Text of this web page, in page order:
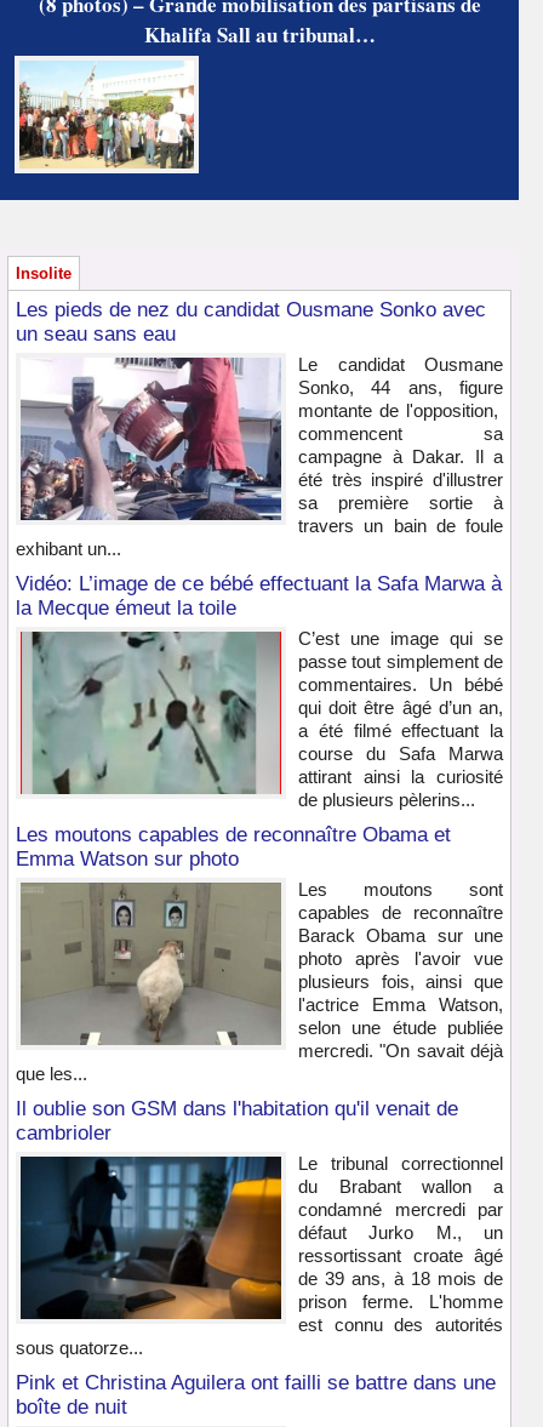
Khalifa Sall au tribunal…
Insolite
Les pieds de nez du candidat Ousmane Sonko avec
un seau sans eau
Le candidat Ousmane
Sonko, 44 ans, figure
montante de l'opposition,
commencent sa
campagne à Dakar. Il a
été très inspiré d'illustrer
sa première sortie à
travers un bain de foule
exhibant un...
Vidéo: L’image de ce bébé effectuant la Safa Marwa à
la Mecque émeut la toile
C’est une image qui se
passe tout simplement de
commentaires. Un bébé
qui doit être âgé d’un an,
a été filmé effectuant la
course du Safa Marwa
attirant ainsi la curiosité
de plusieurs pèlerins...
Les moutons capables de reconnaître Obama et
Emma Watson sur photo
Les moutons sont
capables de reconnaître
Barack Obama sur une
photo après l'avoir vue
plusieurs fois, ainsi que
l'actrice Emma Watson,
selon une étude publiée
mercredi. "On savait déjà
que les...
Il oublie son GSM dans l'habitation qu'il venait de
cambrioler
Le tribunal correctionnel
du Brabant wallon a
condamné mercredi par
défaut Jurko M., un
ressortissant croate âgé
de 39 ans, à 18 mois de
prison ferme. L'homme
est connu des autorités
sous quatorze...
Pink et Christina Aguilera ont failli se battre dans une
boîte de nuit